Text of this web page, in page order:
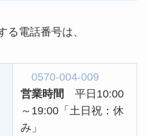
なにわサプリ
なぜ解約できない？
電話以外に手続きす
る方法ある？
ニューZの解約まと
る電話番号は、
0570-004-009
営業時間平日10:00
～19:00「土日祝：休
み」